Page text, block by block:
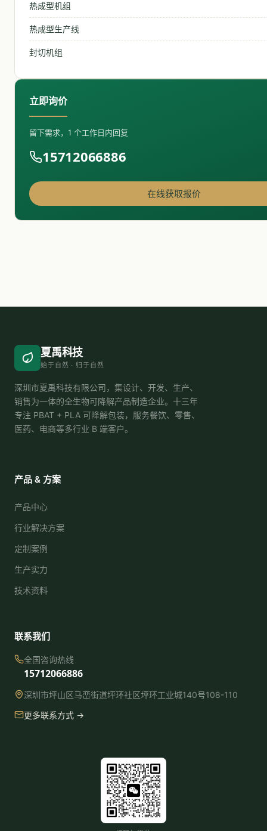
热成型机组
热成型生产线
封切机组
立即询价
留下需求，1 个工作日内回复
15712066886
在线获取报价
夏禹科技
始于自然 · 归于自然
深圳市夏禹科技有限公司，集设计、开发、生产、
销售为一体的全生物可降解产品制造企业。十三年
专注 PBAT + PLA 可降解包装，服务餐饮、零售、
医药、电商等多行业 B 端客户。
产品 & 方案
产品中心
行业解决方案
定制案例
生产实力
技术资料
联系我们
全国咨询热线
15712066886
深圳市坪山区马峦街道坪环社区坪环工业城140号108-110
更多联系方式 →